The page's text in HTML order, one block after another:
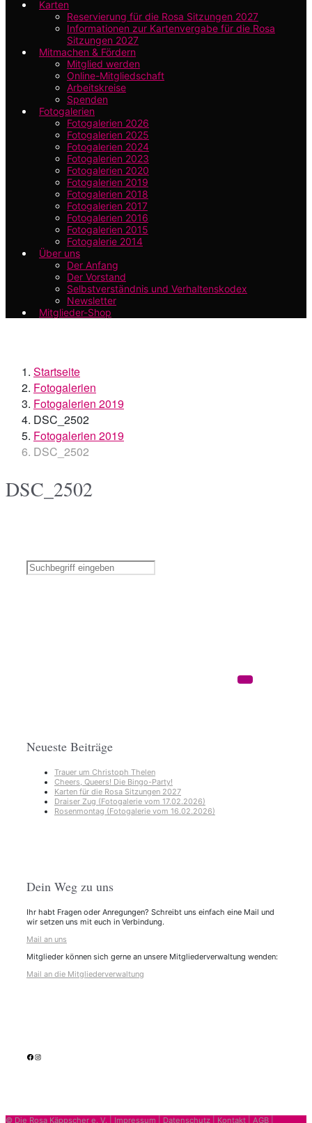
Karten
Reservierung für die Rosa Sitzungen 2027
Informationen zur Kartenvergabe für die Rosa
Sitzungen 2027
Mitmachen & Fördern
Mitglied werden
Online-Mitgliedschaft
Arbeitskreise
Spenden
Fotogalerien
Fotogalerien 2026
Fotogalerien 2025
Fotogalerien 2024
Fotogalerien 2023
Fotogalerien 2020
Fotogalerien 2019
Fotogalerien 2018
Fotogalerien 2017
Fotogalerien 2016
Fotogalerien 2015
Fotogalerie 2014
Über uns
Der Anfang
Der Vorstand
Selbstverständnis und Verhaltenskodex
Newsletter
Mitglieder-Shop
Startseite
Fotogalerien
Fotogalerien 2019
DSC_2502
Fotogalerien 2019
DSC_2502
DSC_2502
Neueste Beiträge
Trauer um Christoph Thelen
Cheers, Queers! Die Bingo-Party!
Karten für die Rosa Sitzungen 2027
Draiser Zug (Fotogalerie vom 17.02.2026)
Rosenmontag (Fotogalerie vom 16.02.2026)
Dein Weg zu uns
Ihr habt Fragen oder Anregungen? Schreibt uns einfach eine Mail und
wir setzen uns mit euch in Verbindung.
Mail an uns
Mitglieder können sich gerne an unsere Mitgliederverwaltung wenden:
Mail an die Mitgliederverwaltung
facebook
Instagram
© Die Rosa Käppscher e. V. | Impressum Datenschutz Kontakt AGB